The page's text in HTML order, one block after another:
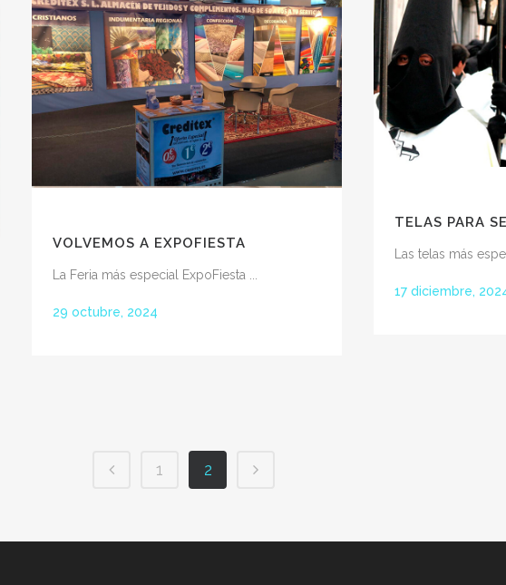
TELAS PARA
Las telas más
17 diciembre,
VOLVEMOS A EXPOFIESTA
La Feria más especial ExpoFiesta ...
29 octubre, 2024
1 2